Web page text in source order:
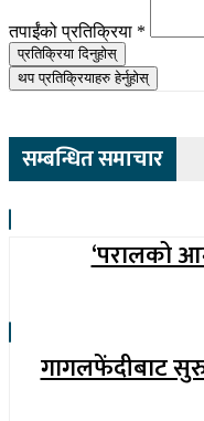
तपाईंको प्रतिक्रिया *
प्रतिक्रिया दिनुहोस्
थप प्रतिक्रियाहरु हेर्नुहोस्
सम्बन्धित समाचार
‘परालको
गागलफेंदीबाट